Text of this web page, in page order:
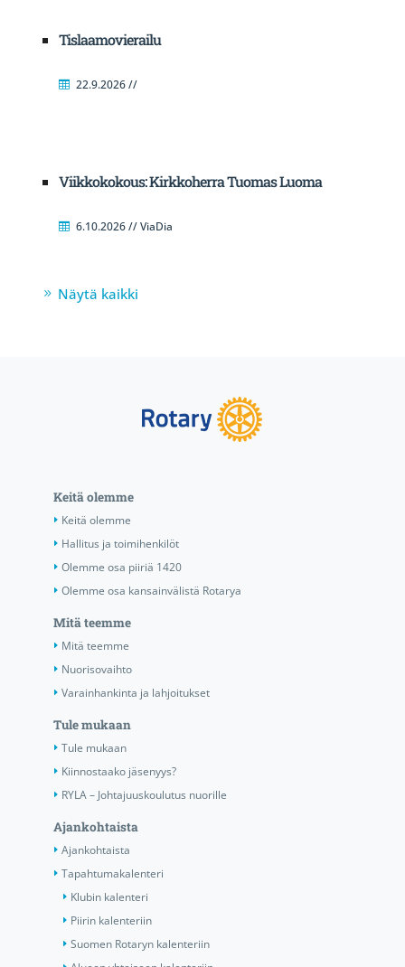
Tislaamovierailu
22.9.2026 //
Viikkokokous: Kirkkoherra Tuomas Luoma
6.10.2026 // ViaDia
Näytä kaikki
Keitä olemme
Keitä olemme
Hallitus ja toimihenkilöt
Olemme osa piiriä 1420
Olemme osa kansainvälistä Rotarya
Mitä teemme
Mitä teemme
Nuorisovaihto
Varainhankinta ja lahjoitukset
Tule mukaan
Tule mukaan
Kiinnostaako jäsenyys?
RYLA – Johtajuuskoulutus nuorille
Ajankohtaista
Ajankohtaista
Tapahtumakalenteri
Klubin kalenteri
Piirin kalenteriin
Suomen Rotaryn kalenteriin